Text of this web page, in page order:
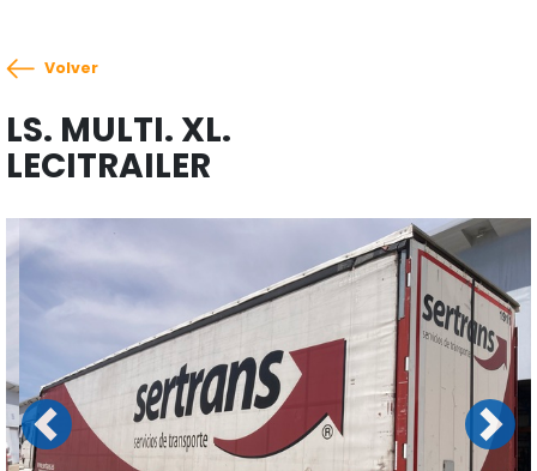
Volver
LS. MULTI. XL.
LECITRAILER
Previous Next